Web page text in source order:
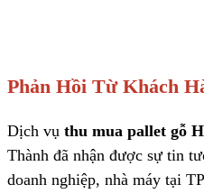
Phản Hồi Từ Khách
Dịch vụ thu mua pallet gỗ
Thành đã nhận được sự tin
doanh nghiệp, nhà máy tại